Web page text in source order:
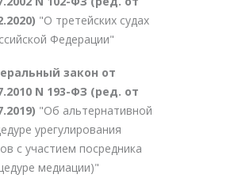
"О третейских судах
Федерации"
закон от
N 193-ФЗ (ред. от
"Об альтернативной
урегулирования
с участием посредника
медиации)"